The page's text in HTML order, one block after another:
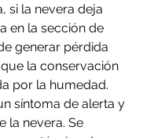
si la nevera deja
en la sección de
generar pérdida
la conservación
por la humedad.
síntoma de alerta y
la nevera. Se